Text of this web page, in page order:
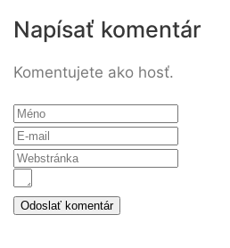
Napísať komentár
Komentujete ako hosť.